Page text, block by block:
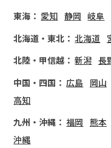
東海： 愛知 静岡 岐阜
北海道・東北： 北海道
北陸・甲信越： 新潟 長
中国・四国： 広島 岡山
高知
九州・沖縄： 福岡 熊本
沖縄